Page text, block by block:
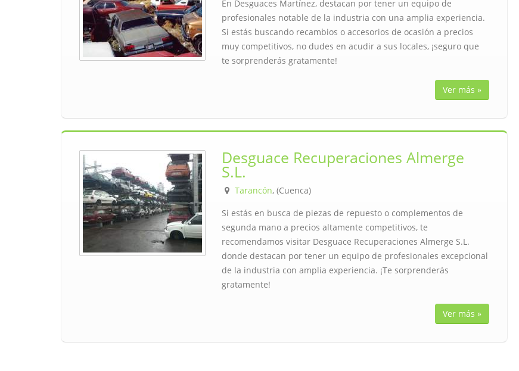
En Desguaces Martínez, destacan por tener un equipo de
profesionales notable de la industria con una amplia experiencia.
Si estás buscando recambios o accesorios de ocasión a precios
muy competitivos, no dudes en acudir a sus locales, ¡seguro que
te sorprenderás gratamente!
Ver más »
Desguace Recuperaciones Almerge
S.L.
Tarancón, (Cuenca)
Si estás en busca de piezas de repuesto o complementos de
segunda mano a precios altamente competitivos, te
recomendamos visitar Desguace Recuperaciones Almerge S.L.
donde destacan por tener un equipo de profesionales excepcional
de la industria con amplia experiencia. ¡Te sorprenderás
gratamente!
Ver más »